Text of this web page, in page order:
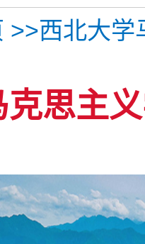
>>西北大学
思主